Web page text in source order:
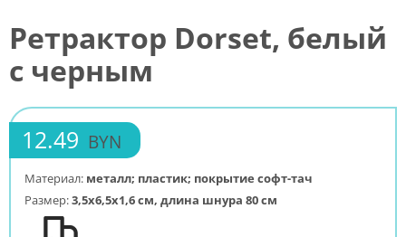
Ретрактор Dorset, белый
с черным
12.49 BYN
Материал: металл; пластик; покрытие софт-тач
Размер:3,5х6,5х1,6 см, длина шнура 80 см